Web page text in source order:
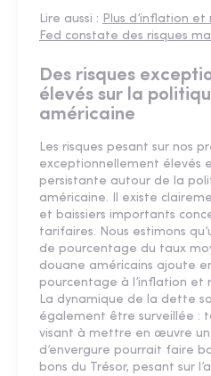
Lire aussi : Plus d’inflation et
Fed constate des risques
Des risques
élevés sur la
américaine
Les risques pesant sur nos
exceptionnellement élevés
persistante autour de la
américaine. Il existe
et baissiers importants
tarifaires. Nous estimons
de pourcentage du taux
douane américains ajoute
pourcentage à l’inflation et
La dynamique de la dette
également être surveillée :
visant à mettre en œuvre
d’envergure pourrait faire
bons du Trésor, pesant sur